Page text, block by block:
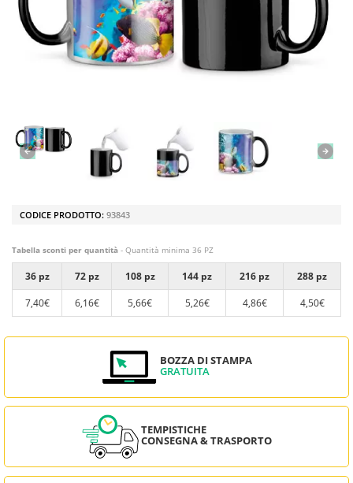
CODICE PRODOTTO: 93843
Tabella sconti per quantità - Quantità minima 36 PZ
36 pz 72 pz 108 pz 144 pz 216 pz
288 pz
7,40€
6,16€ 5,66€ 5,26€ 4,86€ 4,50€
BOZZA DI STAMPA
GRATUITA
TEMPISTICHE
CONSEGNA & TRASPORTO